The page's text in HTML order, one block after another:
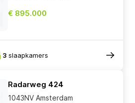
€ 895.000
3 slaapkamers
Radarweg 424
1043NV Amsterdam